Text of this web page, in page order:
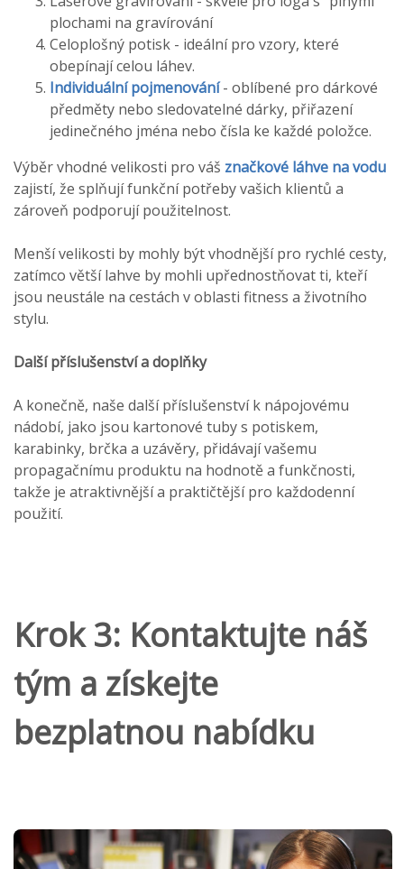
plochami na gravírování
Celoplošný potisk - ideální pro vzory, které
obepínají celou láhev.
Individuální pojmenování- oblíbené pro dárkové
předměty nebo sledovatelné dárky, přiřazení
jedinečného jména nebo čísla ke každé položce.
Výběr vhodné velikosti pro váš značkové láhve na vodu
zajistí, že splňují funkční potřeby vašich klientů a
zároveň podporují použitelnost.
Menší velikosti by mohly být vhodnější pro rychlé cesty,
zatímco větší lahve by mohli upřednostňovat ti, kteří
jsou neustále na cestách v oblasti fitness a životního
stylu.
Další příslušenství a doplňky
A konečně, naše další příslušenství k nápojovému
nádobí, jako jsou kartonové tuby s potiskem,
karabinky, brčka a uzávěry, přidávají vašemu
propagačnímu produktu na hodnotě a funkčnosti,
takže je atraktivnější a praktičtější pro každodenní
použití.
Krok 3: Kontaktujte náš
tým a získejte
bezplatnou nabídku